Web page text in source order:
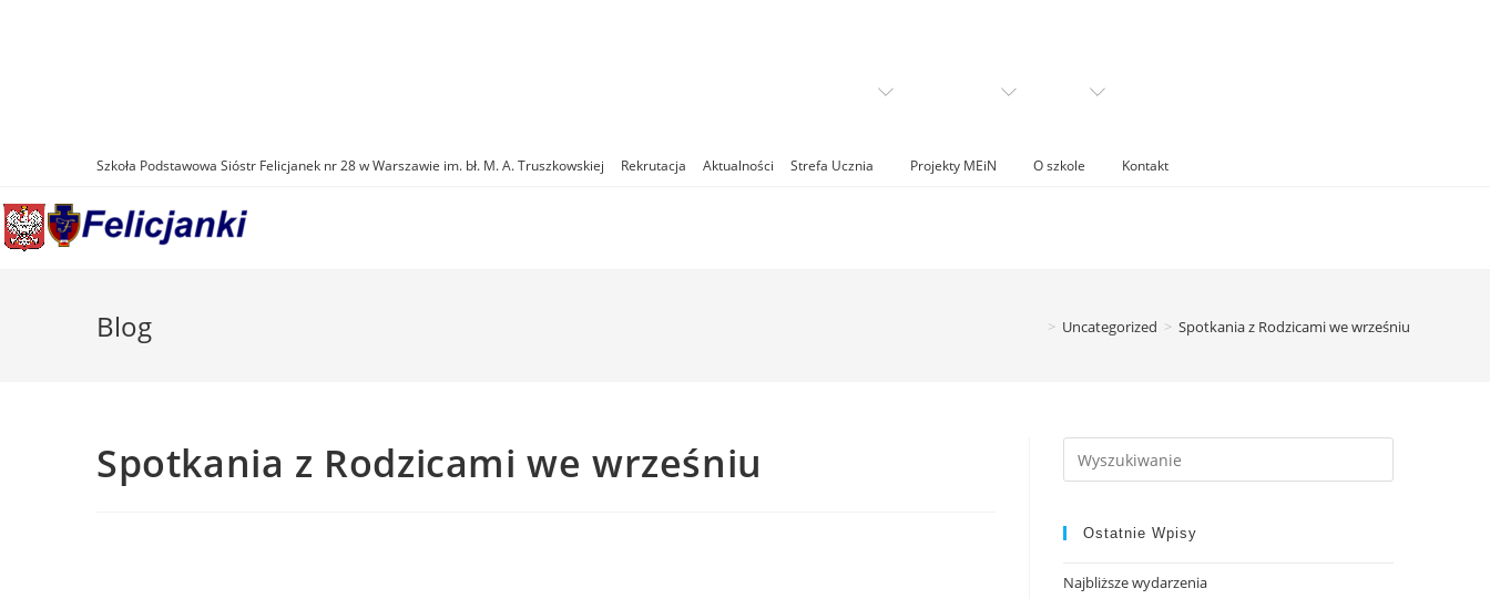
Szkoła Podstawowa Sióstr Felicjanek nr 28 w Warszawie im. bł. M. A. Truszkowskiej Rekrutacja Aktualności Strefa Ucznia Projekty MEiN O szkole Kontakt
Blog > Uncategorized > Spotkania z Rodzicami we wrześniu
Spotkania z Rodzicami we wrześniu
Ostatnie Wpisy
Najbliższe wydarzenia